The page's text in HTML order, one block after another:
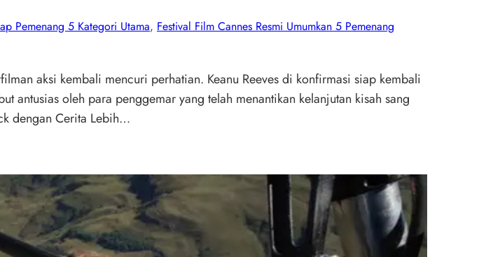
Pemenang 5 Kategori Utama, Festival Film Cannes Resmi Umumkan 5 Pemenang
aksi kembali mencuri perhatian. Keanu Reeves di konfirmasi siap kembali
antusias oleh para penggemar yang telah menantikan kelanjutan kisah sang
dengan Cerita Lebih…